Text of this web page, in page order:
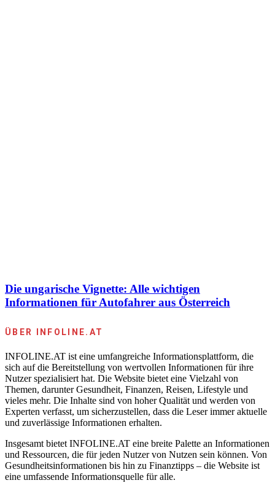
Die ungarische Vignette: Alle wichtigen
Informationen für Autofahrer aus Österreich
ÜBER INFOLINE.AT
INFOLINE.AT ist eine umfangreiche Informationsplattform, die
sich auf die Bereitstellung von wertvollen Informationen für ihre
Nutzer spezialisiert hat. Die Website bietet eine Vielzahl von
Themen, darunter Gesundheit, Finanzen, Reisen, Lifestyle und
vieles mehr. Die Inhalte sind von hoher Qualität und werden von
Experten verfasst, um sicherzustellen, dass die Leser immer aktuelle
und zuverlässige Informationen erhalten.
Insgesamt bietet INFOLINE.AT eine breite Palette an Informationen
und Ressourcen, die für jeden Nutzer von Nutzen sein können. Von
Gesundheitsinformationen bis hin zu Finanztipps – die Website ist
eine umfassende Informationsquelle für alle.